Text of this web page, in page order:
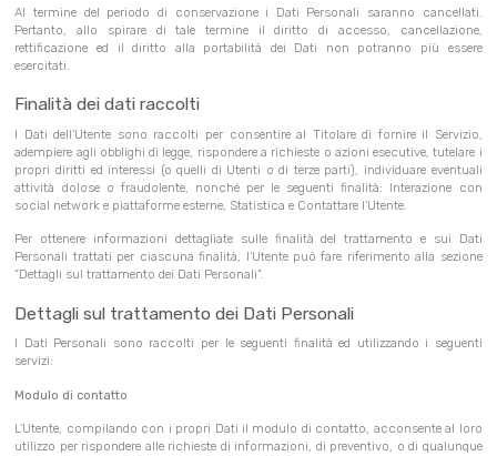
Al termine del periodo di conservazione i Dati Personali saranno cancellati.
Pertanto, allo spirare di tale termine il diritto di accesso, cancellazione,
rettificazione ed il diritto alla portabilità dei Dati non potranno più essere
esercitati.
Finalità dei dati raccolti
I Dati dell’Utente sono raccolti per consentire al Titolare di fornire il Servizio,
adempiere agli obblighi di legge, rispondere a richieste o azioni esecutive, tutelare i
propri diritti ed interessi (o quelli di Utenti o di terze parti), individuare eventuali
attività dolose o fraudolente, nonché per le seguenti finalità: Interazione con
social network e piattaforme esterne, Statistica e Contattare l’Utente.
Per ottenere informazioni dettagliate sulle finalità del trattamento e sui Dati
Personali trattati per ciascuna finalità, l’Utente può fare riferimento alla sezione
“Dettagli sul trattamento dei Dati Personali”.
Dettagli sul trattamento dei Dati Personali
I Dati Personali sono raccolti per le seguenti finalità ed utilizzando i seguenti
servizi:
Modulo di contatto
L’Utente, compilando con i propri Dati il modulo di contatto, acconsente al loro
utilizzo per rispondere alle richieste di informazioni, di preventivo, o di qualunque